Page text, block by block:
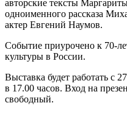
авторские тексты
одноименного рассказа
актер Евгений Наумов.
Событие приурочено к 70-
культуры в России.
Выставка будет работать с
в 17.00 часов. Вход на
свободный.